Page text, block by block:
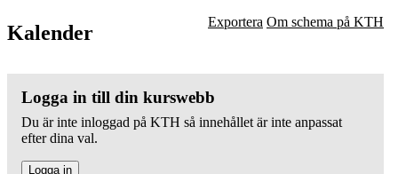
Kalender Exportera Om schema på KTH
Logga in till din kurswebb
Du är inte inloggad på KTH så innehållet är inte anpassat
efter dina val.
Logga in